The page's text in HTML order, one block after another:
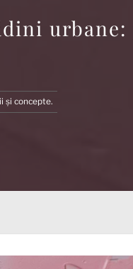
și concepte.